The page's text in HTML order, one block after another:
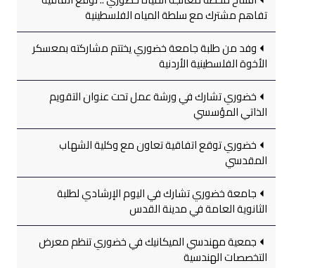
تفاهم مشترك مع سلطة المياه الفلسطينية
وفد من طلبة جامعة خضوري يختتم مشاركته بمعسكر
الأخوة الفلسطينية الأردنية
خضوري تشارك في ورشة عمل تحت عنوان التقويم
الذاتي المؤسسي
خضوري توقع اتفاقية تعاون مع وكلية الشهاب
المقدسي
جامعة خضوري تشارك في اليوم الإرشادي لطلبة
الثانوية العامة في مدينة القدس
جمعية مهندسي الميكانيك في خضوري تنظم معرض
التخصصات الهندسية